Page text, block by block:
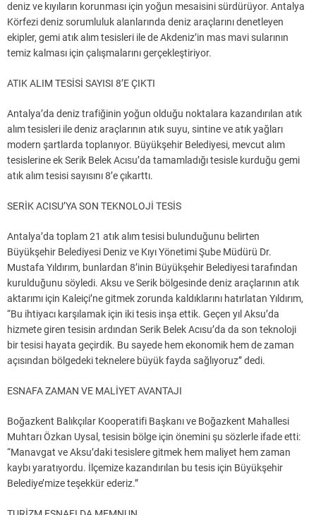
deniz ve kıyıların korunması için yoğun mesaisini sürdürüyor. Antalya
Körfezi deniz sorumluluk alanlarında deniz araçlarını denetleyen
ekipler, gemi atık alım tesisleri ile de Akdeniz’in mas mavi sularının
temiz kalması için çalışmalarını gerçekleştiriyor.
ATIK ALIM TESİSİ SAYISI 8’E ÇIKTI
Antalya’da deniz trafiğinin yoğun olduğu noktalara kazandırılan atık
alım tesisleri ile deniz araçlarının atık suyu, sintine ve atık yağları
modern şartlarda toplanıyor. Büyükşehir Belediyesi, mevcut alım
tesislerine ek Serik Belek Acısu’da tamamladığı tesisle kurduğu gemi
atık alım tesisi sayısını 8’e çıkarttı.
SERİK ACISU’YA SON TEKNOLOJİ TESİS
Antalya’da toplam 21 atık alım tesisi bulunduğunu belirten
Büyükşehir Belediyesi Deniz ve Kıyı Yönetimi Şube Müdürü Dr.
Mustafa Yıldırım, bunlardan 8’inin Büyükşehir Belediyesi tarafından
kurulduğunu söyledi. Aksu ve Serik bölgesinde deniz araçlarının atık
aktarımı için Kaleiçi’ne gitmek zorunda kaldıklarını hatırlatan Yıldırım,
“Bu ihtiyacı karşılamak için iki tesis inşa ettik. Geçen yıl Aksu’da
hizmete giren tesisin ardından Serik Belek Acısu’da da son teknoloji
bir tesisi hayata geçirdik. Bu sayede hem ekonomik hem de zaman
açısından bölgedeki teknelere büyük fayda sağlıyoruz” dedi.
ESNAFA ZAMAN VE MALİYET AVANTAJI
Boğazkent Balıkçılar Kooperatifi Başkanı ve Boğazkent Mahallesi
Muhtarı Özkan Uysal, tesisin bölge için önemini şu sözlerle ifade etti:
“Manavgat ve Aksu’daki tesislere gitmek hem maliyet hem zaman
kaybı yaratıyordu. İlçemize kazandırılan bu tesis için Büyükşehir
Belediye’mize teşekkür ederiz.”